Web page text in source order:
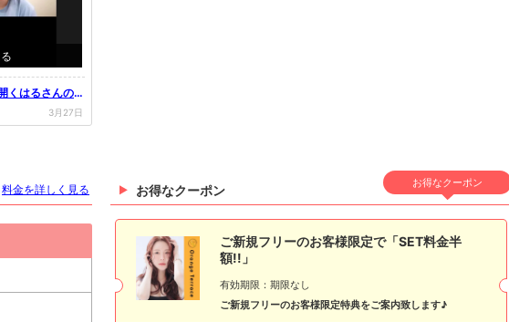
くはるさんのT
3月27日
お得なクーポン お得なクーポン
ご新規フリーのお客様限定で「SET料金半
額!!」
有効期限：期限なし
ご新規フリーのお客様限定特典をご案内致します♪
料金を詳しく見る